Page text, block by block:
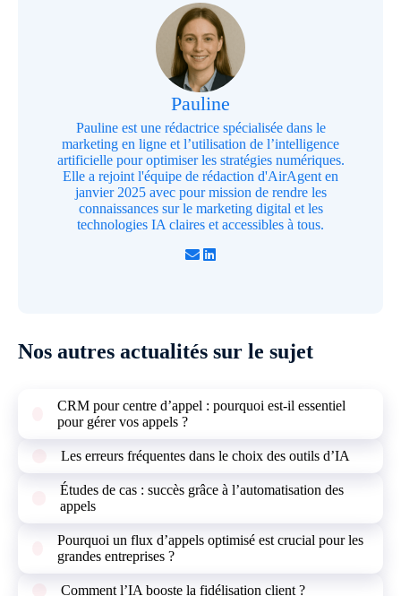
Pauline
Pauline est une rédactrice spécialisée dans le
marketing en ligne et l’utilisation de l’intelligence
artificielle pour optimiser les stratégies numériques.
Elle a rejoint l'équipe de rédaction d'AirAgent en
janvier 2025 avec pour mission de rendre les
connaissances sur le marketing digital et les
technologies IA claires et accessibles à tous.
Nos autres actualités sur le sujet
CRM pour centre d’appel : pourquoi est-il essentiel
pour gérer vos appels ?
Les erreurs fréquentes dans le choix des outils d’IA
Études de cas : succès grâce à l’automatisation des
appels
Pourquoi un flux d’appels optimisé est crucial pour les
grandes entreprises ?
Comment l’IA booste la fidélisation client ?